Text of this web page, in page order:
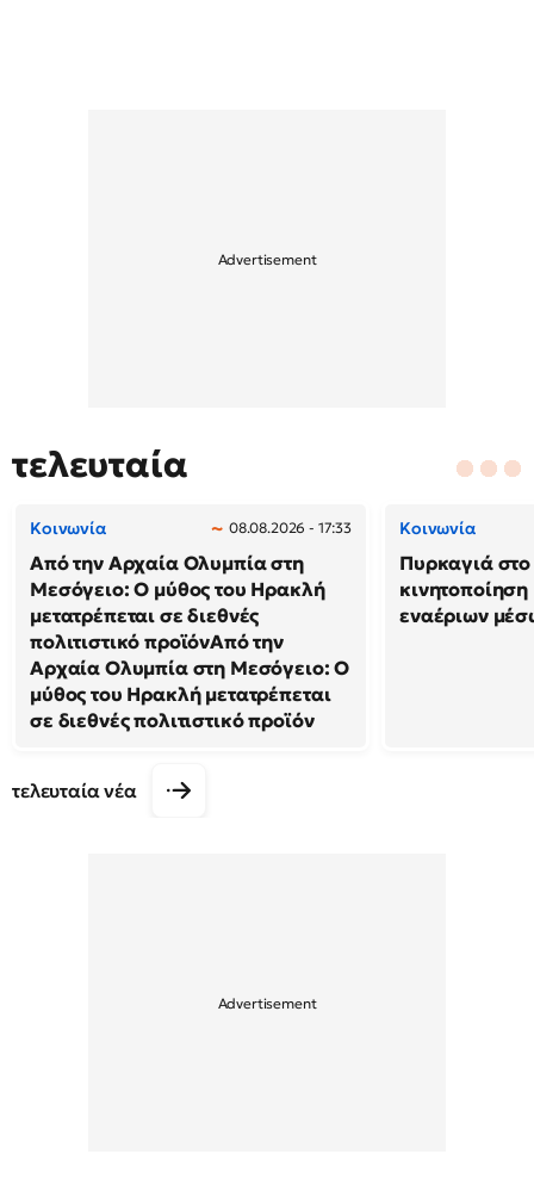
τελευταία
Κοινωνία 08.08.2026 - 17:33
Από την Αρχαία Ολυμπία στη
Μεσόγειο: Ο μύθος του Ηρακλή
μετατρέπεται σε διεθνές
πολιτιστικό προϊόνΑπό την
Αρχαία Ολυμπία στη Μεσόγειο: Ο
μύθος του Ηρακλή μετατρέπεται
σε διεθνές πολιτιστικό προϊόν
Κοινωνία
Πυρκαγιά
εναέριων
τελευταία νέα